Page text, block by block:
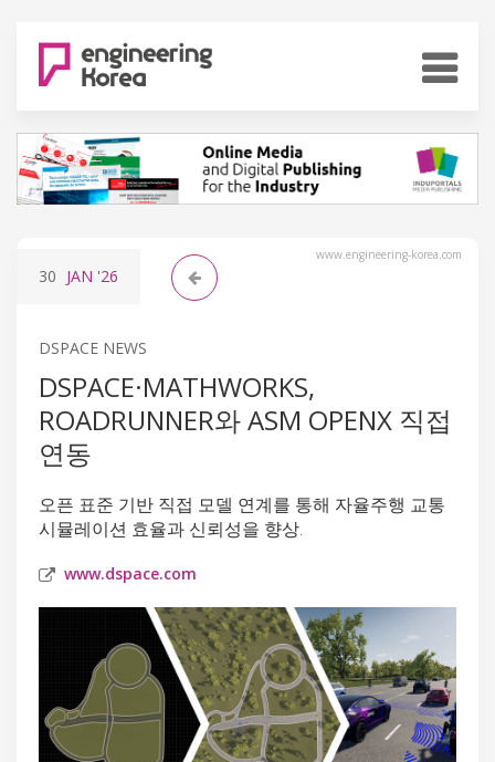
www.engineering-korea.com
30 JAN '26
DSPACE NEWS
DSPACE·MATHWORKS,
ROADRUNNER와 ASM OPENX 직접
연동
오픈 표준 기반 직접 모델 연계를 통해 자율주행 교통
시뮬레이션 효율과 신뢰성을 향상.
www.dspace.com